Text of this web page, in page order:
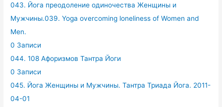
043. Йога преодоление одиночества Женщины и
Мужчины.039. Yoga overcoming loneliness of Women and
Men.
0 Записи
044. 108 Афоризмов Тантра Йоги
0 Записи
045. Йога Женщины и Мужчины. Тантра Триада Йога. 2011-
04-01